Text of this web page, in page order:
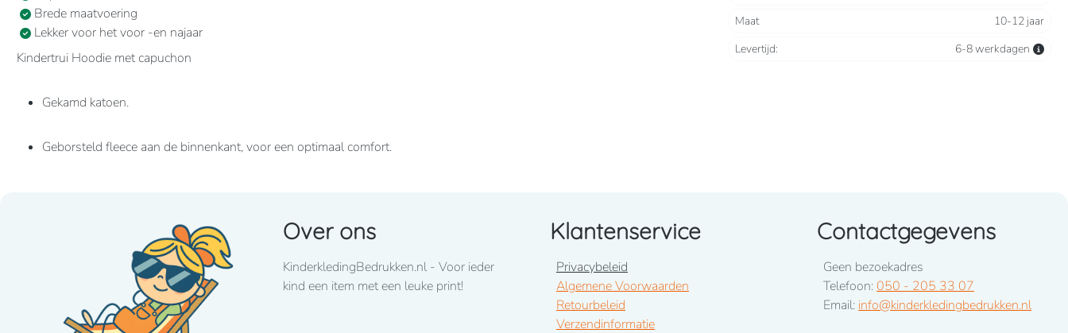
Brede maatvoering
Lekker voor het voor -en najaar
Kindertrui Hoodie met capuchon
Gekamd katoen.
Geborsteld fleece aan de binnenkant, voor een optimaal comfort.
80% katoen / 20% polyester Geborsteld fleece aan de binnenkant. Ingezette mouwen. Gevoerde capuchon.
Kangoeroezakken. Ribboord aan mouwuiteinden en aan de onderkant.
Maat
10-12 jaar
Levertijd:
6-8 werkdagen
Over ons
KinderkledingBedrukken.nl - Voor ieder
kind een item met een leuke print!
Klantenservice
Privacybeleid
Algemene Voorwaarden
Retourbeleid
Verzendinformatie
Contactgegevens
Geen bezoekadres
Telefoon: 050 - 205 33 07
Email: info@kinderkledingbedrukken.nl